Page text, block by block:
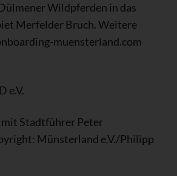
Wildpferden in das
Merfelder Bruch. Weitere
muensterland.com
e.V.
mit Stadtführer Peter
Münsterland e.V./Philipp